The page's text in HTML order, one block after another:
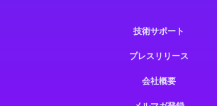
技術サポート
プレスリリース
会社概要